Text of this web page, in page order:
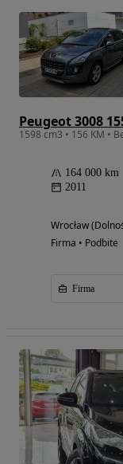
Peugeot 3008
1598 cm3 • 156 KM •
164 000 km
2011
Wrocław
Firma • Podbite
Firma